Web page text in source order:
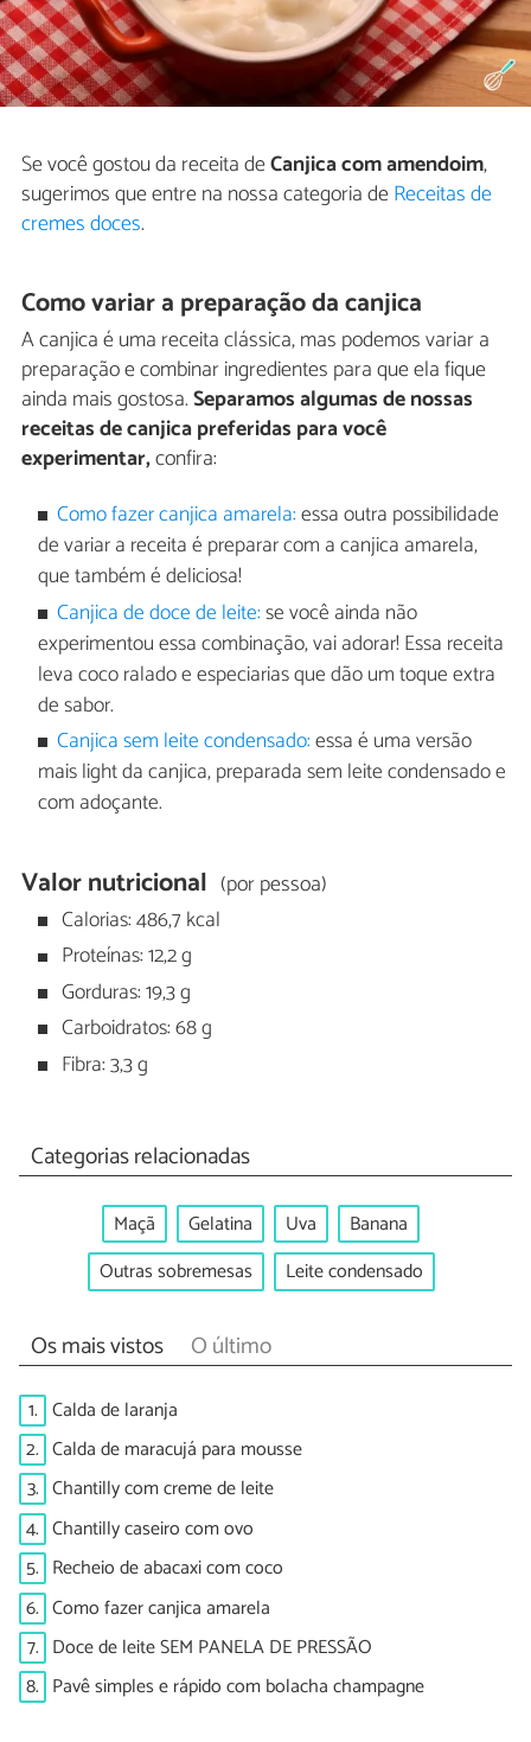
Se você gostou da receita deCanjica com amendoim,
sugerimos que entre na nossa categoria deReceitas de
cremes doces.
Como variar a preparação da canjica
A canjica é uma receita clássica, mas podemos variar a
preparação e combinar ingredientes para que ela fique
ainda mais gostosa.Separamos algumas de nossas
receitas de canjica preferidas para você
experimentar,confira:
Como fazer canjica amarela:essa outra possibilidade
de variar a receita é preparar com a canjica amarela,
que também é deliciosa!
Canjica de doce de leite:se você ainda não
experimentou essa combinação, vai adorar! Essa receita
leva coco ralado e especiarias que dão um toque extra
de sabor.
Canjica sem leite condensado:essa é uma versão
mais light da canjica, preparada sem leite condensado e
com adoçante.
Valor nutricional (por pessoa)
Calorias: 486,7 kcal
Proteínas: 12,2 g
Gorduras: 19,3 g
Carboidratos: 68 g
Fibra: 3,3 g
Categorias relacionadas
Maçã Gelatina Uva
Banana
Outras sobremesas
Leite condensado
Os mais vistos O último
1. Calda de laranja
2. Calda de maracujá para mousse
3. Chantilly com creme de leite
4. Chantilly caseiro com ovo
5. Recheio de abacaxi com coco
6. Como fazer canjica amarela
7. Doce de leite SEM PANELA DE PRESSÃO
8. Pavê simples e rápido com bolacha champagne